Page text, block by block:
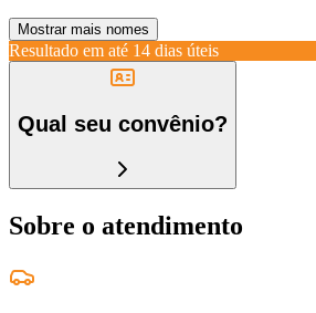
Mostrar mais nomes
Resultado em até 14 dias úteis
Qual seu convênio?
Sobre o atendimento